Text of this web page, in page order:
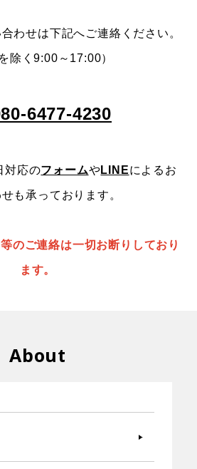
わせは下記へご連絡ください。
除く9:00～17:00）
6477-4230
対応のフォームやLINEによるお
も承っております。
ご連絡は一切お断りしており
ます。
About